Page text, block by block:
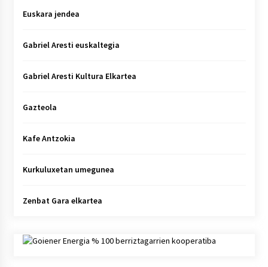
Euskara jendea
Gabriel Aresti euskaltegia
Gabriel Aresti Kultura Elkartea
Gazteola
Kafe Antzokia
Kurkuluxetan umegunea
Zenbat Gara elkartea